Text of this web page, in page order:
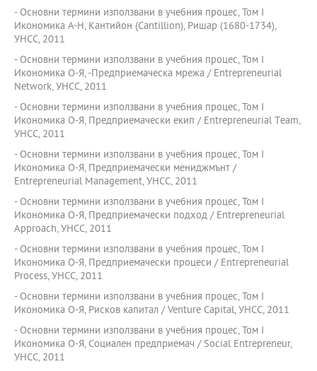
- Основни термини използвани в учебния процес, Том I
Икономика А-Н, Кантийон (Cantillion), Ришар (1680-1734),
УНСС, 2011
- Основни термини използвани в учебния процес, Том I
Икономика О-Я, -Предприемаческа мрежа / Entrepreneurial
Network, УНСС, 2011
- Основни термини използвани в учебния процес, Том I
Икономика О-Я, Предприемачески екип / Entrepreneurial Тeam,
УНСС, 2011
- Основни термини използвани в учебния процес, Том I
Икономика О-Я, Предприемачески мениджмънт /
Entrepreneurial Мanagement, УНСС, 2011
- Основни термини използвани в учебния процес, Том I
Икономика О-Я, Предприемачески подход / Entrepreneurial
Аpproach, УНСС, 2011
- Основни термини използвани в учебния процес, Том I
Икономика О-Я, Предприемачески процеси / Entrepreneurial
Рrocess, УНСС, 2011
- Основни термини използвани в учебния процес, Том I
Икономика О-Я, Рисков капитал / Venture Сapital, УНСС, 2011
- Основни термини използвани в учебния процес, Том I
Икономика О-Я, Социален предприемач / Social Еntrepreneur,
УНСС, 2011